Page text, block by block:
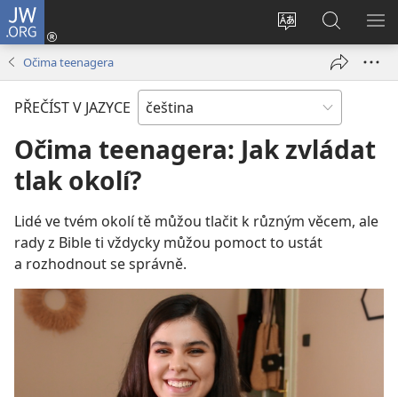
JW.ORG
Změnit
stránek
Přihlásit
se
okno)
Hledat
na
JW.ORG
Očima teenagera
PŘEČÍST V JAZYCE
Očima teenagera: Jak zvládat
tlak okolí?
Lidé ve tvém okolí tě můžou tlačit k různým věcem, ale
rady z Bible ti vždycky můžou pomoct to ustát
a rozhodnout se správně.